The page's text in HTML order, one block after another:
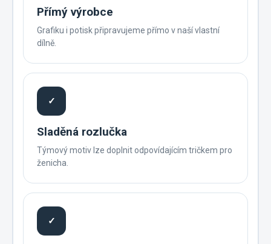
Přímý výrobce
Grafiku i potisk připravujeme přímo v naší vlastní
dílně.
✓
Sladěná rozlučka
Týmový motiv lze doplnit odpovídajícím tričkem pro
ženicha.
✓